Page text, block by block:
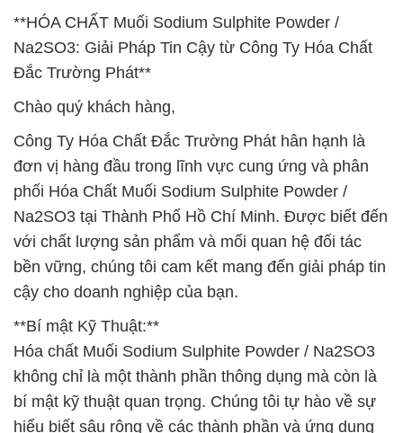
**HÓA CHẤT Muối Sodium Sulphite Powder /
Na2SO3: Giải Pháp Tin Cậy từ Công Ty Hóa Chất
Đắc Trường Phát**
Chào quý khách hàng,
Công Ty Hóa Chất Đắc Trường Phát hân hạnh là
đơn vị hàng đầu trong lĩnh vực cung ứng và phân
phối Hóa Chất Muối Sodium Sulphite Powder /
Na2SO3 tại Thành Phố Hồ Chí Minh. Được biết đến
với chất lượng sản phẩm và mối quan hệ đối tác
bền vững, chúng tôi cam kết mang đến giải pháp tin
cậy cho doanh nghiệp của bạn.
**Bí mật Kỹ Thuật:**
Hóa chất Muối Sodium Sulphite Powder / Na2SO3
không chỉ là một thành phần thông dụng mà còn là
bí mật kỹ thuật quan trọng. Chúng tôi tự hào về sự
hiểu biết sâu rộng về các thành phần và ứng dụng